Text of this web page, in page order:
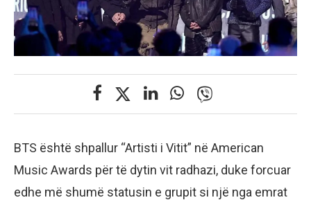
BTS është shpallur “Artisti i Vitit” në American
Music Awards për të dytin vit radhazi, duke forcuar
edhe më shumë statusin e grupit si një nga emrat